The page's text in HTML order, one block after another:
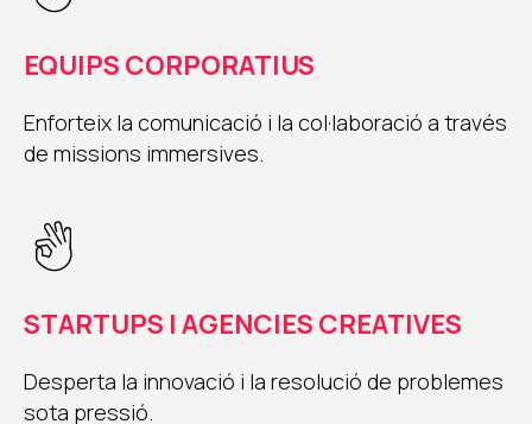
EQUIPS CORPORATIUS
Enforteix la comunicació i la col·laboració a través
de missions immersives.
STARTUPS I AGENCIES CREATIVES
Desperta la innovació i la resolució de problemes
sota pressió.